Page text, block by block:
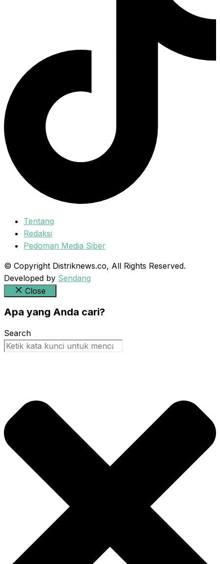
Tentang
Redaksi
Pedoman Media Siber
© Copyright Distriknews.co, All Rights Reserved.
Developed by Sendang
Close
Apa yang Anda cari?
Search